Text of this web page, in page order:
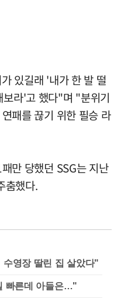
있길래 '내가 한 발 떨
보라'고 했다"며 "분위기
패를 끊기 위한 필승 라
만 당했던 SSG는 지난
춤했다.
영장 딸린 집 살았다"
빠른데 아들은…"